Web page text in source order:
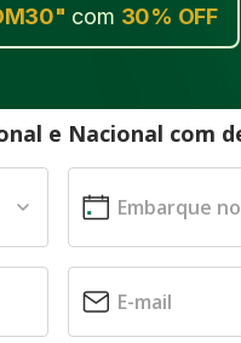
" com 30% OFF
e Nacional com